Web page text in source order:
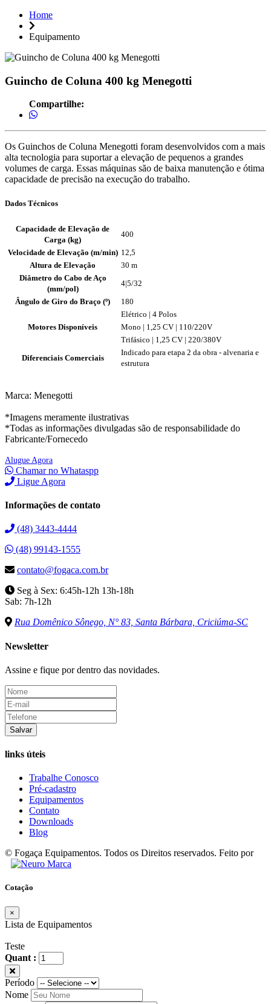
Home
Equipamento
Guincho de Coluna 400 kg Menegotti
Compartilhe:
Os Guinchos de Coluna Menegotti foram desenvolvidos com a mais
alta tecnologia para suportar a elevação de pequenos a grandes
volumes de carga. Essas máquinas são de baixa manutenção e ótima
capacidade de precisão na execução do trabalho.
Dados Técnicos
Capacidade de Elevação de
Carga (kg)
400
Velocidade de Elevação (m/min) 12,5
Altura de Elevação
30 m
Diâmetro do Cabo de Aço
(mm/pol)
4|5/32
Ângulo de Giro do Braço (º)
180
Motores Disponíveis
Elétrico | 4 Polos
Mono | 1,25 CV | 110/220V
Trifásico | 1,25 CV | 220/380V
Diferenciais Comerciais
Indicado para etapa 2 da obra - alvenaria e
estrutura
Marca: Menegotti
*Imagens meramente ilustrativas
*Todas as informações divulgadas são de responsabilidade do
Fabricante/Fornecedo
Alugue Agora
Chamar no Whataspp
Ligue Agora
Informações de contato
(48) 3443-4444
(48) 99143-1555
contato@fogaca.com.br
Seg à Sex: 6:45h-12h 13h-18h
Sab: 7h-12h
Rua Domênico Sônego, N° 83, Santa Bárbara, Criciúma-SC
Newsletter
Assine e fique por dentro das novidades.
Salvar
links úteis
Trabalhe Conosco
Pré-cadastro
Equipamentos
Contato
Downloads
Blog
© Fogaça Equipamentos. Todos os Direitos reservados. Feito por
Cotação
×
Lista de Equipamentos
Teste
Quant :
Período
Nome